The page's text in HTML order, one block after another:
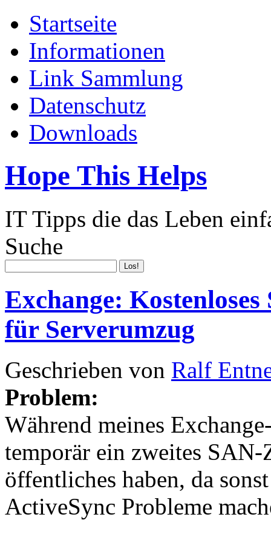
Startseite
Informationen
Link Sammlung
Datenschutz
Downloads
Hope This Helps
IT Tipps die das Leben
Suche
Exchange:
für Serverumzug
Geschrieben von Ralf
Problem:
Während meines
temporär ein zweites
öffentliches haben, da
ActiveSync Probleme